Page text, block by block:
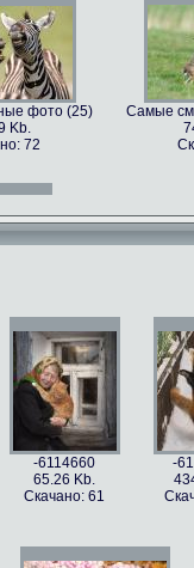
Kb.
71
фото (16)
Kb.
79
Самые
фото (25)
Kb.
72
Самые
фото (28)
Kb.
76
Самые
фото (33)
Kb.
85
-6114660
65.26 Kb.
Скачано: 61
-